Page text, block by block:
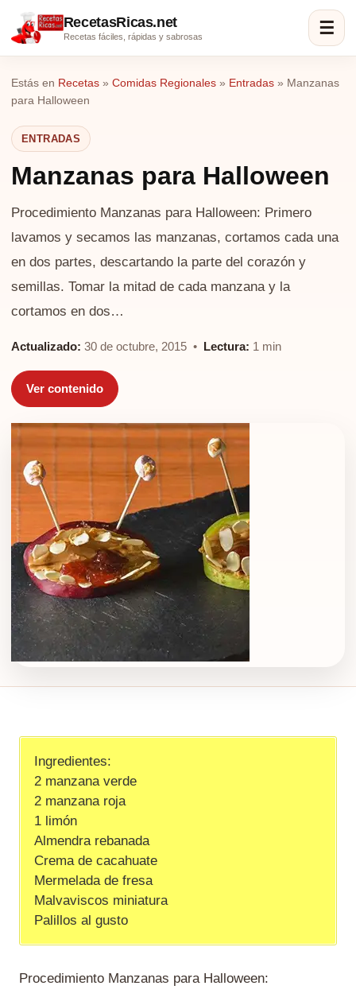
RecetasRicas.net
Recetas fáciles, rápidas y sabrosas ☰
Estás en Recetas » Comidas Regionales » Entradas » Manzanas
para Halloween
ENTRADAS
Manzanas para Halloween
Procedimiento Manzanas para Halloween: Primero
lavamos y secamos las manzanas, cortamos cada una
en dos partes, descartando la parte del corazón y
semillas. Tomar la mitad de cada manzana y la
cortamos en dos…
Actualizado: 30 de octubre, 2015 • Lectura: 1 min
Ver contenido
Ingredientes:
2 manzana verde
2 manzana roja
1 limón
Almendra rebanada
Crema de cacahuate
Mermelada de fresa
Malvaviscos miniatura
Palillos al gusto
Procedimiento Manzanas para Halloween: